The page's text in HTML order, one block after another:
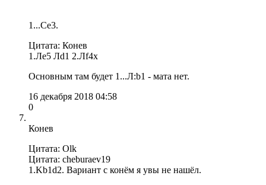
1...Сe3.
Цитата: Конев
1.Ле5 Лd1 2.Лf4x
Основным там будет 1...Л:b1 - мата нет.
16 декабря 2018 04:58
0
Конев
Цитата: Olk
Цитата: cheburaev19
1.Kb1d2. Вариант с конём я увы не нашёл.